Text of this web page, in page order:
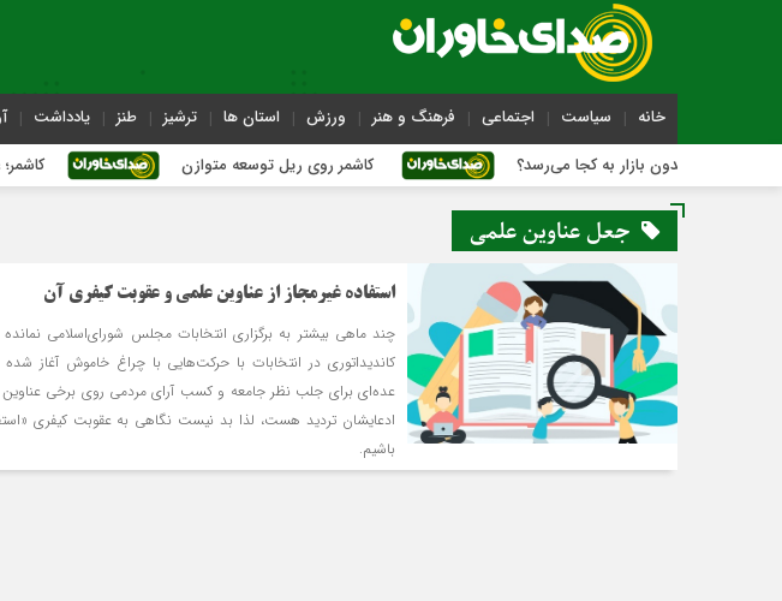
خانه سیاست اجتماعی فرهنگ و هنر ورزش استان ها ترشیز طنز یادداشت
بدون بازار به کجا می‌رسد؟ کاشمر روی ریل توسعه متوازن کاشمر؛ عبور از
جعل عناوین علمی
استفاده غیرمجاز از عناوین علمی و عقوبت کیفری آن
چند ماهی بیشتر به برگزاری انتخابات مجلس شورای‌اسلامی
کاندیداتوری در انتخابات با حرکت‌هایی با چراغ خاموش آغاز
عده‌ای برای جلب نظر جامعه و کسب آرای مردمی روی برخی
ادعای‏شان تردید هست، لذا بد نیست نگاهی به عقوبت کیفری
باشیم.